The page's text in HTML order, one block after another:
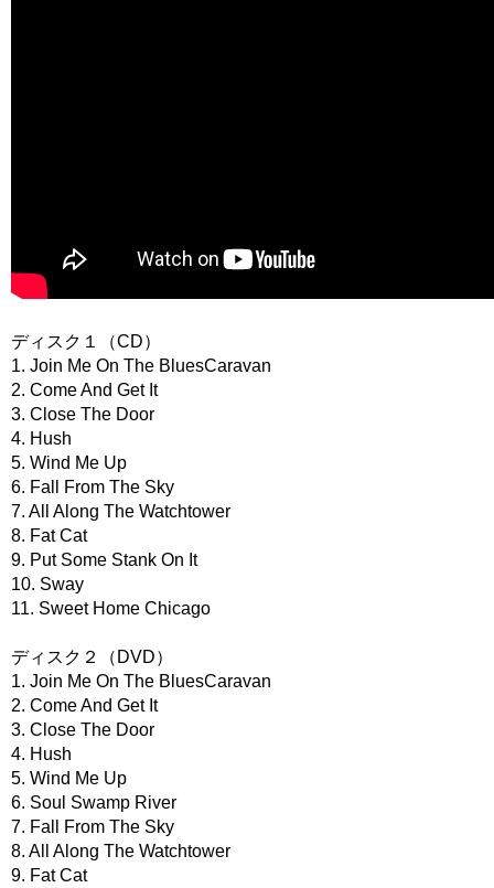
ディスク１（CD）
1. Join Me On The BluesCaravan
2. Come And Get It
3. Close The Door
4. Hush
5. Wind Me Up
6. Fall From The Sky
7. All Along The Watchtower
8. Fat Cat
9. Put Some Stank On It
10. Sway
11. Sweet Home Chicago
ディスク２（DVD）
1. Join Me On The BluesCaravan
2. Come And Get It
3. Close The Door
4. Hush
5. Wind Me Up
6. Soul Swamp River
7. Fall From The Sky
8. All Along The Watchtower
9. Fat Cat